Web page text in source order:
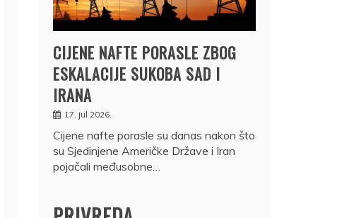
CIJENE NAFTE PORASLE ZBOG
ESKALACIJE SUKOBA SAD I
IRANA
17. jul 2026.
Cijene nafte porasle su danas nakon što
su Sjedinjene Američke Države i Iran
pojačali međusobne…